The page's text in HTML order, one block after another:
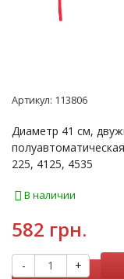
Артикул: 113806
Диаметр 41 см,
225, 4125, 4535
В наличии
582 грн.
- +